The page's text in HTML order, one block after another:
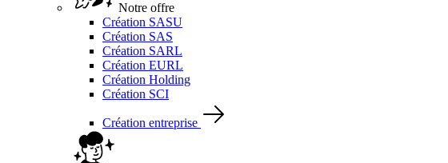
Notre offre
Création SASU
Création SAS
Création SARL
Création EURL
Création Holding
Création SCI
Création entreprise